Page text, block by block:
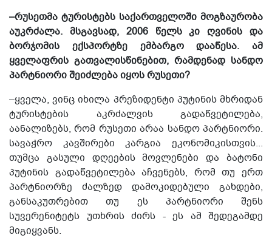
–რუსეთმა ტურისტებს საქართველოში მოგზაურობა
აუკრძალა. მსგავსად, 2006 წელს კი ღვინის და
ბორჯომის ექსპორტზე ემბარგო დააწესა. ამ
ყველაფრის გათვალისწინებით, რამდენად სანდო
პარტნიორი შეიძლება იყოს რუსეთი?
–ყველა, ვინც იხილა პრეზიდენტი პუტინის მხრიდან
ტურისტების აკრძალვის გადაწვეტილება,
აანალიზებს, რომ რუსეთი არაა სანდო პარტნიორი.
სავაჭრო კავშირები კარგია ეკონომიკისთვის...
თუმცა გასული დღეების მოვლენები და ბატონი
პუტინის გადაწვეტილება აჩვენებს, რომ თუ ერთ
პარტნიორზე ძალზედ დამოკიდებული გახდები,
განსაკუთრებით თუ ეს პარტნიორი შენს
სუვერენიტეტს უთხრის ძირს - ეს ამ შედეგამდე
მიგიყვანს.